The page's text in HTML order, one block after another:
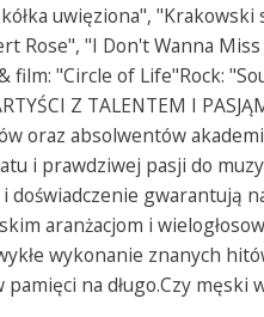
uwięziona",
Rose", "I Don't Wanna
"Circle of Life"Rock:
Z TALENTEM I
oraz absolwentów
i prawdziwej pasji do
gwarantują
aranżacjom i
wykonanie znanych
na długo.Czy męski